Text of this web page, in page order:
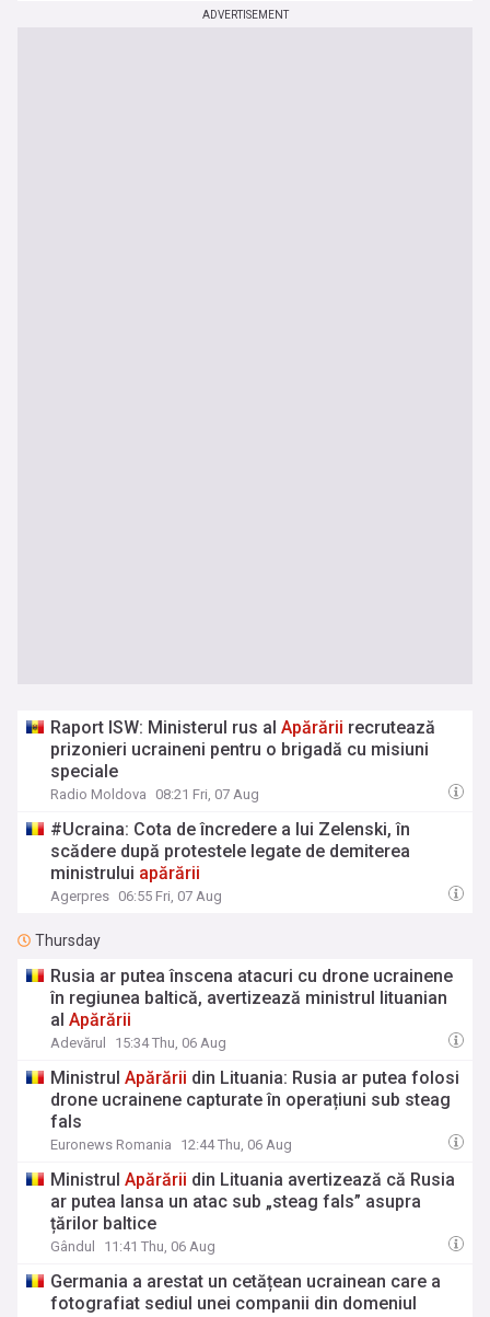
ADVERTISEMENT
Raport ISW: Ministerul rus alApărării recrutează
prizonieri ucraineni pentru o brigadă cu misiuni
speciale
Radio Moldova 08:21 Fri, 07 Aug
#Ucraina: Cota de încredere a lui Zelenski, în
scădere după protestele legate de demiterea
ministrului apărării
Agerpres 06:55 Fri, 07 Aug
Thursday
Rusia ar putea înscena atacuri cu drone ucrainene
în regiunea baltică, avertizează ministrul lituanian
alApărării
Adevărul 15:34 Thu, 06 Aug
MinistrulApărării din Lituania: Rusia ar putea folosi
drone ucrainene capturate în operațiuni sub steag
fals
Euronews Romania 12:44 Thu, 06 Aug
MinistrulApărării din Lituania avertizează că Rusia
ar putea lansa un atac sub „steag fals” asupra
țărilor baltice
Gândul 11:41 Thu, 06 Aug
Germania a arestat un cetățean ucrainean care a
fotografiat sediul unei companii din domeniul